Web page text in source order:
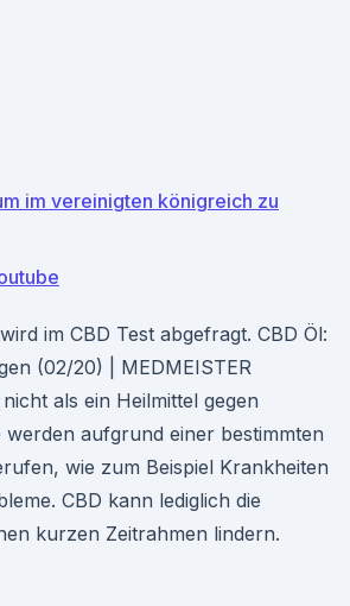
im vereinigten königreich zu
im CBD Test abgefragt. CBD Öl:
(02/20) | MEDMEISTER
als ein Heilmittel gegen
werden aufgrund einer bestimmten
wie zum Beispiel Krankheiten
CBD kann lediglich die
kurzen Zeitrahmen lindern.